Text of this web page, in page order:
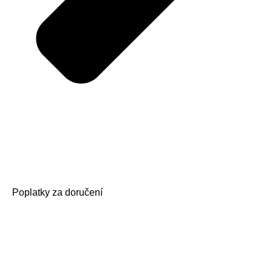
Poplatky za doručení